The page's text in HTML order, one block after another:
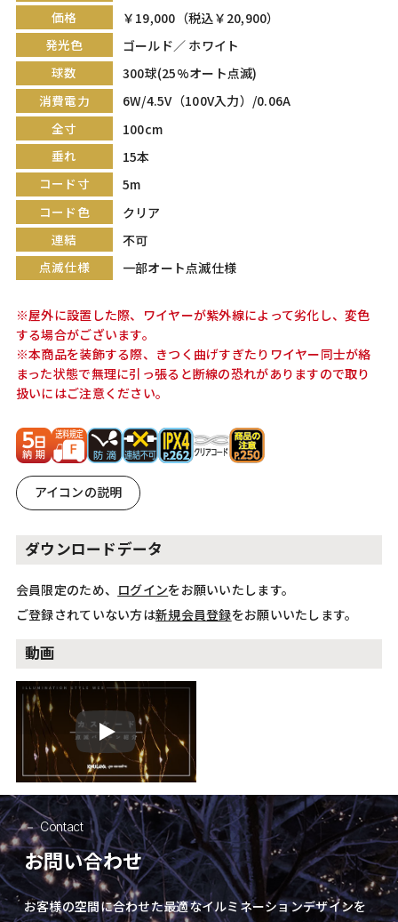
価格
￥19,000（税込￥20,900）
発光色
ゴールド／ ホワイト
球数
300球(25%オート点滅)
消費電力
6W/4.5V（100V入力）/0.06A
全寸
100cm
垂れ
15本
コード寸
5m
コード色
クリア
連結
不可
点滅仕様
一部オート点滅仕様
※屋外に設置した際、ワイヤーが紫外線によって劣化し、変色
する場合がございます。
※本商品を装飾する際、きつく曲げすぎたりワイヤー同士が絡
まった状態で無理に引っ張ると断線の恐れがありますので取り
扱いにはご注意ください。
アイコンの説明
ダウンロードデータ
会員限定のため、 ログインをお願いいたします。
ご登録されていない方は新規会員登録をお願いいたします。
動画
Play
Contact
お問い合わせ
お客様の空間に合わせた最適なイルミネーションデザインを